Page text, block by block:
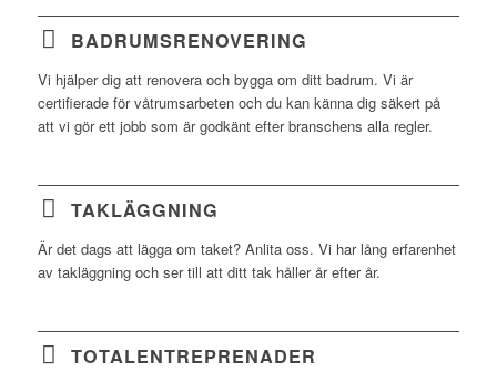
BADRUMSRENOVERING
Vi hjälper dig att renovera och bygga om ditt badrum. Vi är
certifierade för våtrumsarbeten och du kan känna dig säkert på
att vi gör ett jobb som är godkänt efter branschens alla regler.
TAKLÄGGNING
Är det dags att lägga om taket? Anlita oss. Vi har lång erfarenhet
av takläggning och ser till att ditt tak håller år efter år.
TOTALENTREPRENADER